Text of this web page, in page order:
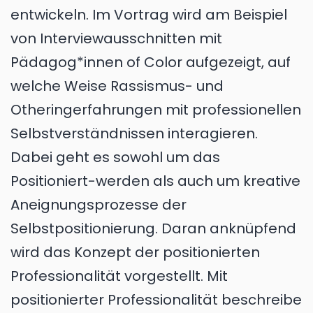
entwickeln. Im Vortrag wird am Beispiel
von Interviewausschnitten mit
Pädagog*innen of Color aufgezeigt, auf
welche Weise Rassismus- und
Otheringerfahrungen mit professionellen
Selbstverständnissen interagieren.
Dabei geht es sowohl um das
Positioniert-werden als auch um kreative
Aneignungsprozesse der
Selbstpositionierung. Daran anknüpfend
wird das Konzept der positionierten
Professionalität vorgestellt. Mit
positionierter Professionalität beschreibe